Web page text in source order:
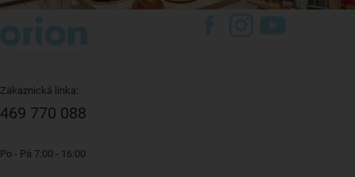
Zákaznická linka:
469 770 088
Po - Pá 7:00 - 16:00